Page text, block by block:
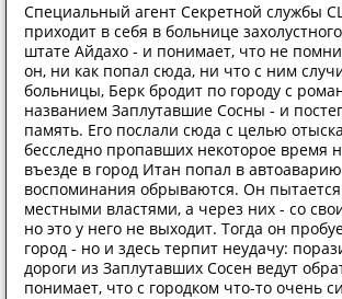
Специальный агент Секретной службы
приходит в себя в больнице
штате Айдахо - и понимает, что не
он, ни как попал сюда, ни что с ним
больницы, Берк бродит по городу с
названием Заплутавшие Сосны - и
память. Его послали сюда с целью
бесследно пропавших некоторое время
въезде в город Итан попал в
воспоминания обрываются. Он пытается
местными властями, а через них - со
но это у него не выходит. Тогда он
город - но и здесь терпит неудачу:
дороги из Заплутавших Сосен ведут
понимает, что с городком что-то очень